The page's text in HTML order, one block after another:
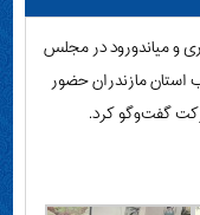
و میاندورود در مجلس
استان مازندران حضور
گفت‌وگو کرد.